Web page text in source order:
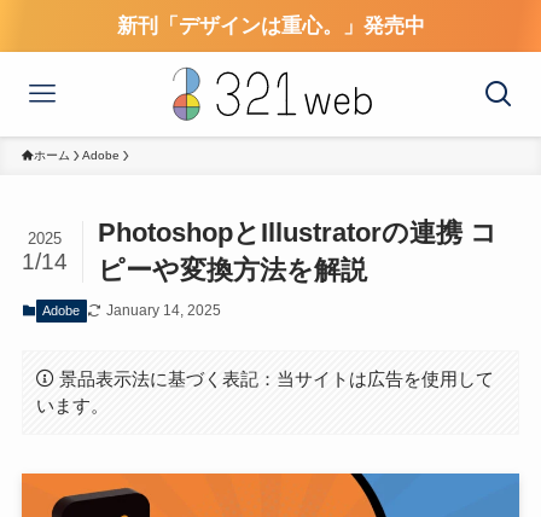
新刊「デザインは重心。」発売中
ホーム Adobe
PhotoshopとIllustratorの連携 コ
ピーや変換方法を解説
2025
1/14
Adobe January 14, 2025
景品表示法に基づく表記：当サイトは広告を使用して
います。